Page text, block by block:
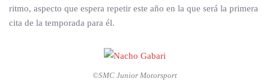
ritmo, aspecto que espera repetir este año en la que será la primera
cita de la temporada para él.
©SMC Junior Motorsport